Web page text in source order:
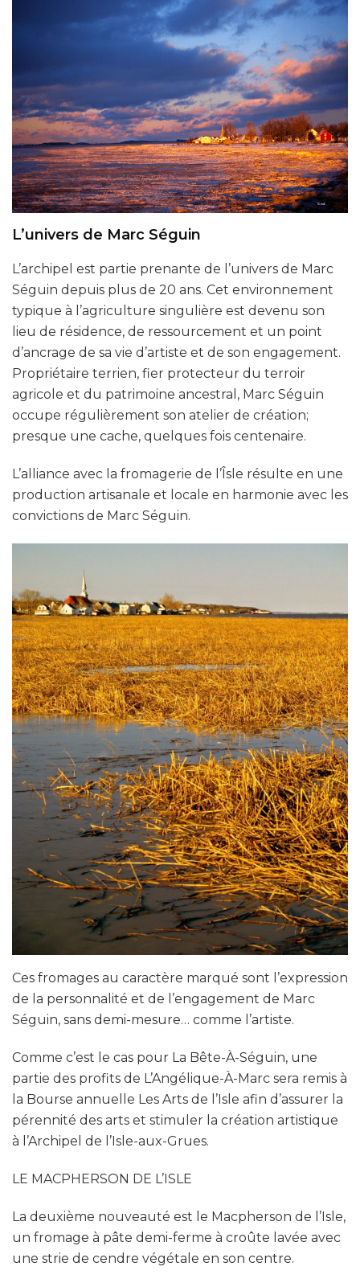
L’univers de Marc Séguin
L’archipel est partie prenante de l’univers de Marc
Séguin depuis plus de 20 ans. Cet environnement
typique à l’agriculture singulière est devenu son
lieu de résidence, de ressourcement et un point
d’ancrage de sa vie d’artiste et de son engagement.
Propriétaire terrien, fier protecteur du terroir
agricole et du patrimoine ancestral, Marc Séguin
occupe régulièrement son atelier de création;
presque une cache, quelques fois centenaire.
L’alliance avec la fromagerie de l’Îsle résulte en une
production artisanale et locale en harmonie avec les
convictions de Marc Séguin.
Ces fromages au caractère marqué sont l’expression
de la personnalité et de l’engagement de Marc
Séguin, sans demi-mesure… comme l’artiste.
Comme c’est le cas pour La Bête-À-Séguin, une
partie des profits de L’Angélique-À-Marc sera remis à
la Bourse annuelle Les Arts de l’Isle afin d’assurer la
pérennité des arts et stimuler la création artistique
à l’Archipel de l’Isle-aux-Grues.
LE MACPHERSON DE L’ISLE
La deuxième nouveauté est le Macpherson de l’Isle,
un fromage à pâte demi-ferme à croûte lavée avec
une strie de cendre végétale en son centre.